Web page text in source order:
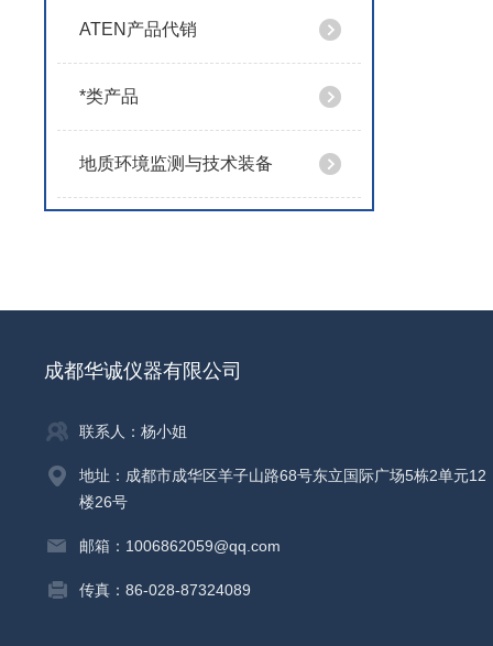
ATEN产品代销
*类产品
地质环境监测与技术装备
成都华诚仪器有限公司
联系人：杨小姐
地址：成都市成华区羊子山路68号东立国际广场5栋2单元12
楼26号
邮箱：1006862059@qq.com
传真：86-028-87324089